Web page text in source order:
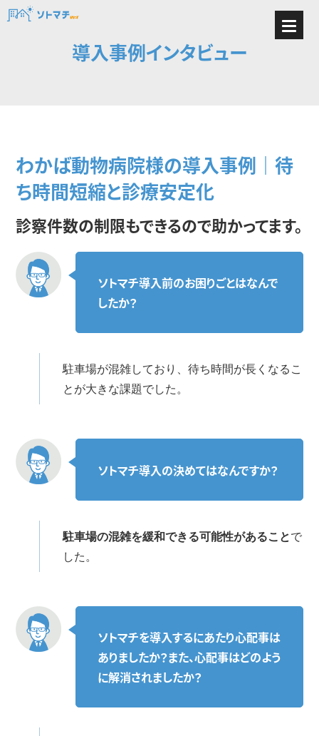
導入事例インタビュー
わかば動物病院様の導入事例｜待
ち時間短縮と診療安定化
診察件数の制限もできるので助かってます。
ソトマチ導入前のお困りごとはなんで
したか？
駐車場が混雑しており、待ち時間が長くなるこ
とが大きな課題でした。
ソトマチ導入の決めてはなんですか？
駐車場の混雑を緩和できる可能性があることで
した。
ソトマチを導入するにあたり心配事は
ありましたか？また、心配事はどのよう
に解消されましたか？